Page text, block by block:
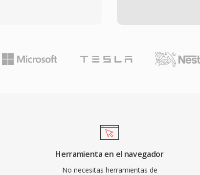
superando los
La compatibilidad
Amazon Music utilizan
la confianza de
hacen qué
completa bit a bit de
Herramienta en el navegador
No necesitas herramientas de